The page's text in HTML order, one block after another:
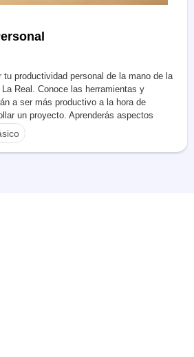
tu productividad personal de la mano de la
Real. Conoce las herramientas y
a ser más productivo a la hora de
un proyecto. Aprenderás aspectos
del tiempo, marca personal, reputación
etc.